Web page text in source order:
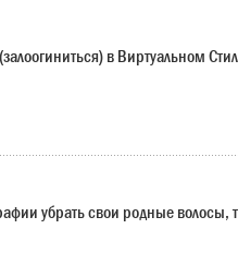
в Виртуальном
убрать свои родные волосы,